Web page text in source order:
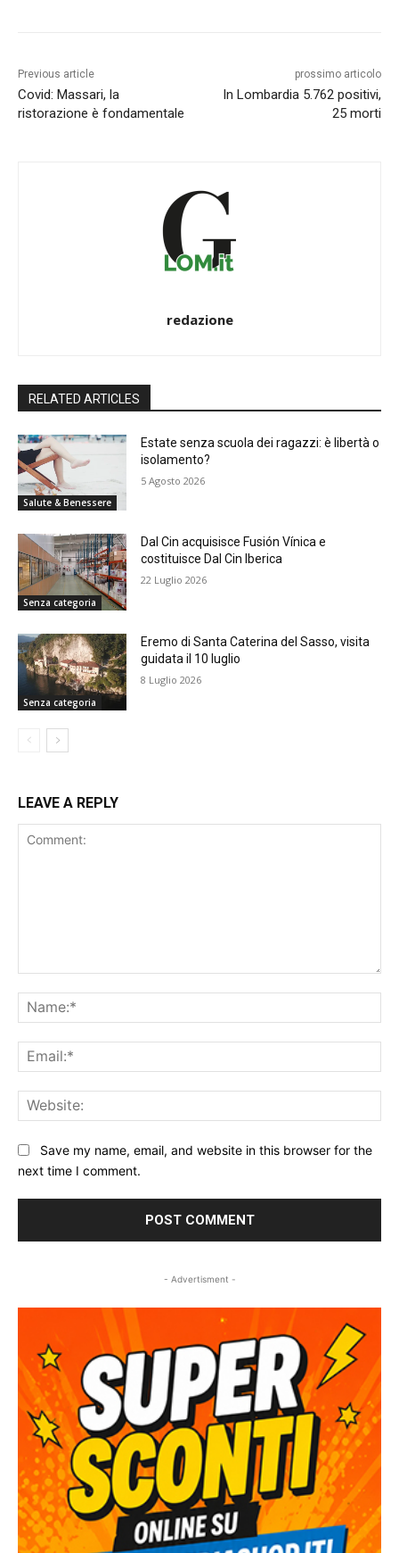
Previous article
Covid: Massari, la
ristorazione è fondamentale
prossimo articolo
In Lombardia 5.762 positivi,
25 morti
redazione
RELATED ARTICLES
Salute & Benessere
Estate senza scuola dei ragazzi: è libertà o
isolamento?
5 Agosto 2026
Senza categoria
Dal Cin acquisisce Fusión Vínica e
costituisce Dal Cin Iberica
22 Luglio 2026
Senza categoria
Eremo di Santa Caterina del Sasso, visita
guidata il 10 luglio
8 Luglio 2026
LEAVE A REPLY
Save my name, email, and website in this browser for the
next time I comment.
- Advertisment -